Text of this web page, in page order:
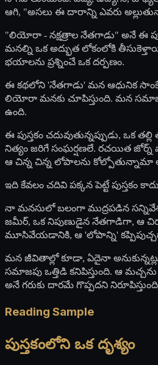
ఆగి, "అసలు ఈ దారాన్ని ఎవరు
"లియోరా - నక్షత్రాల నేతగాడు" అనే ఈ
మనల్ని ఒక అద్భుత లోకంలోకి
భయాలను ప్రశ్నించే ఒక దర్పణం.
ఈ కథలోని 'నేతగాడు' మన ఆధునిక
లియోరా మనకు చూపిస్తుంది. మన
ఉంది.
ఈ పుస్తకం చదువుతున్నప్పుడు,
నిత్యం జరిగే సంఘర్షణలే. రచయిత
ఆ చిన్న చిన్న లోపాలను కోల్పోతున్నామా
ఇది కేవలం చదివి పక్కన పెట్టే పుస్తకం
నా మనసులో బలంగా ముద్రపడిన
జమీర్, ఒక నిపుణుడైన నేతగాడిగా, ఆ
మూసివేయడానికి, ఆ 'లోపాన్ని'
మన జీవితాల్లో కూడా, ఏదైనా
సమాజపు ఒత్తిడి కనిపిస్తుంది. ఆ
అనే గరుకు దారమే గొప్పదని
Reading Sample
పుస్తకంలోని ఒక దృశ్యం